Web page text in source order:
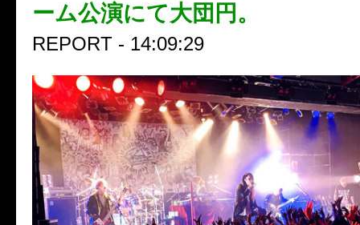
ーム公演にて大団円。
REPORT - 14:09:29